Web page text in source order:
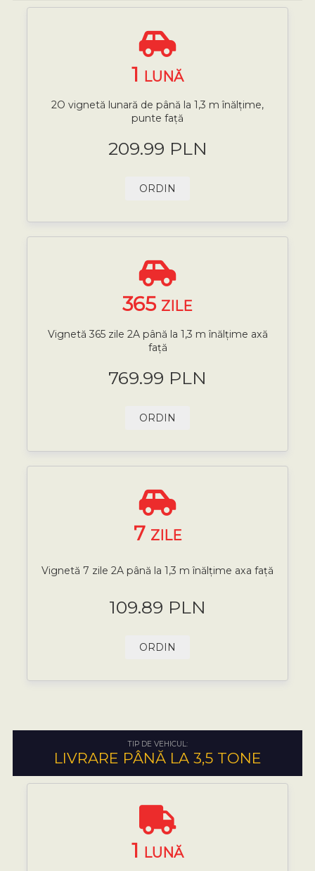
1 LUNĂ
2O vignetă lunară de până la 1,3 m înălțime,
punte față
209.99 PLN
ORDIN
365 ZILE
Vignetă 365 zile 2A până la 1,3 m înălțime axă
față
769.99 PLN
ORDIN
7 ZILE
Vignetă 7 zile 2A până la 1,3 m înălțime axa față
109.89 PLN
ORDIN
TIP DE VEHICUL:
LIVRARE PÂNĂ LA 3,5 TONE
1 LUNĂ